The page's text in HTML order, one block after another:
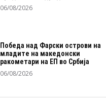
06/08/2026
Победа над Фарски острови на
младите на македонски
ракометари на ЕП во Србија
06/08/2026